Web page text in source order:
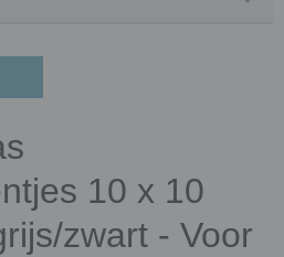
10 x 10
zwart - Voor